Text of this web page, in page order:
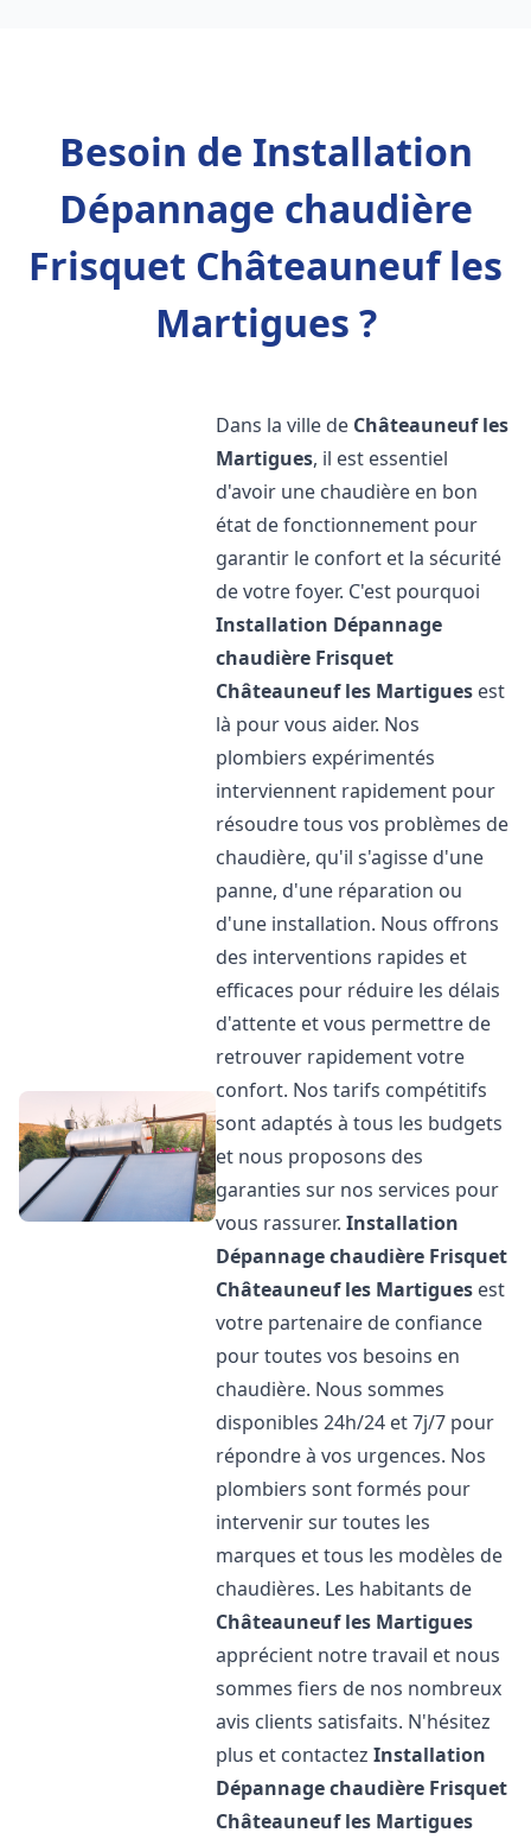
Besoin de Installation
Dépannage chaudière
Frisquet Châteauneuf les
Martigues ?
Dans la ville de Châteauneuf les
Martigues, il est essentiel
d'avoir une chaudière en bon
état de fonctionnement pour
garantir le confort et la sécurité
de votre foyer. C'est pourquoi
Installation Dépannage
chaudière Frisquet
Châteauneuf les Martigues est
là pour vous aider. Nos
plombiers expérimentés
interviennent rapidement pour
résoudre tous vos problèmes de
chaudière, qu'il s'agisse d'une
panne, d'une réparation ou
d'une installation. Nous offrons
des interventions rapides et
efficaces pour réduire les délais
d'attente et vous permettre de
retrouver rapidement votre
confort. Nos tarifs compétitifs
sont adaptés à tous les budgets
et nous proposons des
garanties sur nos services pour
vous rassurer.Installation
Dépannage chaudière Frisquet
Châteauneuf les Martigues est
votre partenaire de confiance
pour toutes vos besoins en
chaudière. Nous sommes
disponibles 24h/24 et 7j/7 pour
répondre à vos urgences. Nos
plombiers sont formés pour
intervenir sur toutes les
marques et tous les modèles de
chaudières. Les habitants de
Châteauneuf les Martigues
apprécient notre travail et nous
sommes fiers de nos nombreux
avis clients satisfaits. N'hésitez
plus et contactezInstallation
Dépannage chaudière Frisquet
Châteauneuf les Martigues